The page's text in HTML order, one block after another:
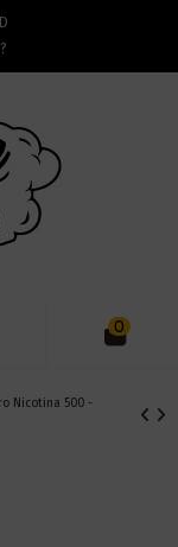
0
Nicotina 500 -